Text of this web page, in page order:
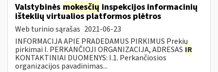
Valstybinės mokesčių inspekcijos informacinių
išteklių virtualios platformos plėtros
Web turinio sąrašas 2021-06-23
INFORMACIJA APIE PRADEDAMUS PIRKIMUS Prekių
pirkimai I. PERKANČIOJI ORGANIZACIJA, ADRESAS IR
KONTAKTINIAI DUOMENYS: I.1. Perkančiosios
organizacijos pavadinimas...